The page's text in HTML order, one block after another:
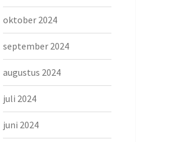
oktober 2024
september 2024
augustus 2024
juli 2024
juni 2024